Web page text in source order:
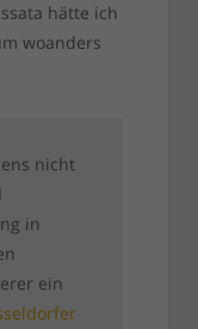
hätte ich
woanders
nicht
in
ein